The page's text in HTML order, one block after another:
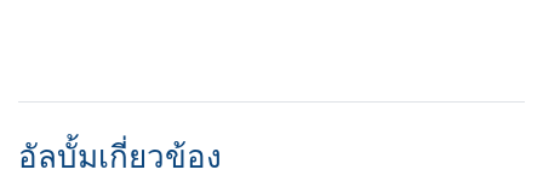
อัลบั้มเกี่ยวข้อง